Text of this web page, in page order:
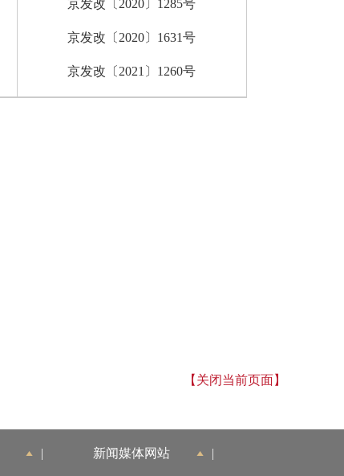
京发改〔2020〕1285号
京发改〔2020〕1631号
京发改〔2021〕1260号
【关闭当前页面】
| 新闻媒体网站 |